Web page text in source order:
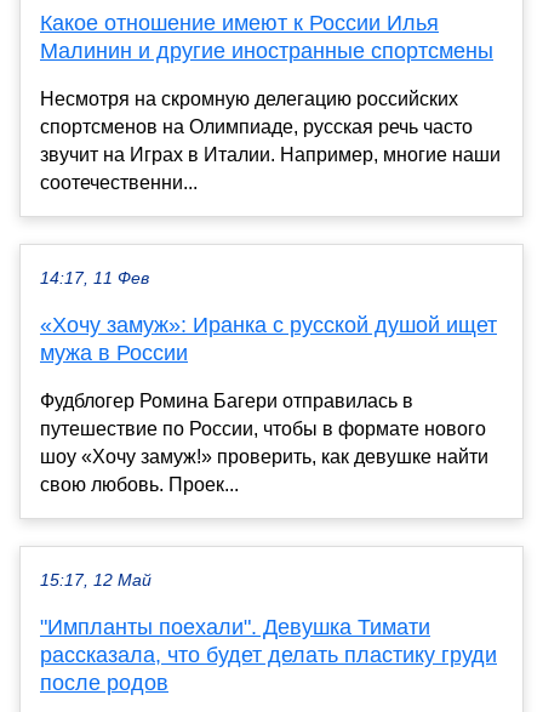
Какое отношение имеют к России Илья
Малинин и другие иностранные спортсмены
Несмотря на скромную делегацию российских
спортсменов на Олимпиаде, русская речь часто
звучит на Играх в Италии. Например, многие наши
соотечественни...
14:17, 11 Фев
«Хочу замуж»: Иранка с русской душой ищет
мужа в России
Фудблогер Ромина Багери отправилась в
путешествие по России, чтобы в формате нового
шоу «Хочу замуж!» проверить, как девушке найти
свою любовь. Проек...
15:17, 12 Май
"Импланты поехали". Девушка Тимати
рассказала, что будет делать пластику груди
после родов